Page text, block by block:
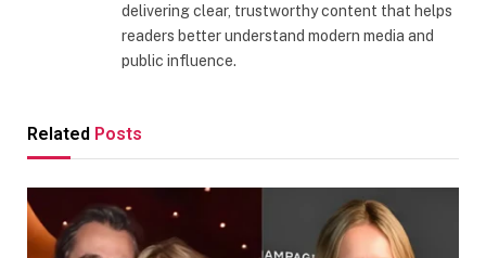
delivering clear, trustworthy content that helps
readers better understand modern media and
public influence.
Related Posts